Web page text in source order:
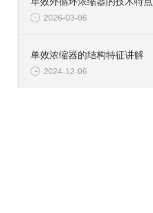
2026-03-06
单效浓缩器的结构特征讲解
2024-12-06